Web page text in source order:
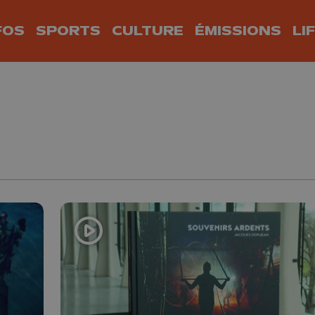
SPORTS CULTURE ÉMISSIONS